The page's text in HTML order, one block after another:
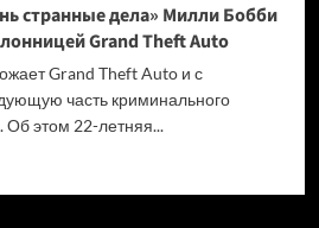
странные дела» Милли Бобби
Grand Theft Auto
Grand Theft Auto и с
часть криминального
Об этом 22-летняя...